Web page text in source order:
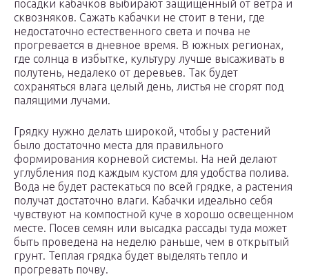
посадки кабачков выбирают защищенный от ветра и
сквозняков. Сажать кабачки не стоит в тени, где
недостаточно естественного света и почва не
прогревается в дневное время. В южных регионах,
где солнца в избытке, культуру лучше высаживать в
полутень, недалеко от деревьев. Так будет
сохраняться влага целый день, листья не сгорят под
палящими лучами.
Грядку нужно делать широкой, чтобы у растений
было достаточно места для правильного
формирования корневой системы. На ней делают
углубления под каждым кустом для удобства полива.
Вода не будет растекаться по всей грядке, а растения
получат достаточно влаги. Кабачки идеально себя
чувствуют на компостной куче в хорошо освещенном
месте. Посев семян или высадка рассады туда может
быть проведена на неделю раньше, чем в открытый
грунт. Теплая грядка будет выделять тепло и
прогревать почву.